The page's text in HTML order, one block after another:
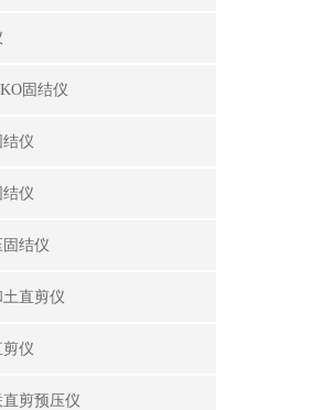
固结仪
结仪
仪
结仪
直剪仪
仪
剪预压仪